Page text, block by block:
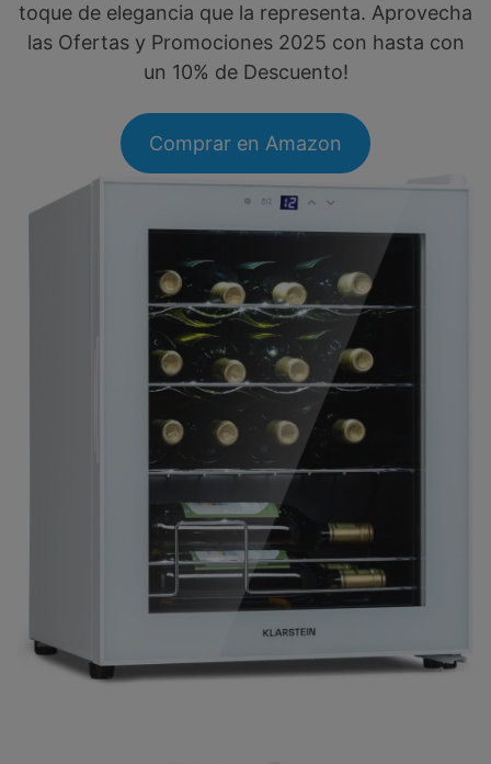
toque de elegancia que la representa. Aprovecha
las Ofertas y Promociones 2025 con hasta con
un 10% de Descuento!
Comprar en Amazon